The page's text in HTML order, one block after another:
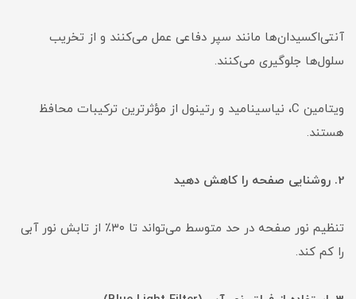
آنتی‌اکسیدان‌ها مانند سپر دفاعی عمل می‌کنند و از تخریب
سلول‌ها جلوگیری می‌کنند.
ویتامین C، نیاسینامید و رتینول از مؤثرترین ترکیبات محافظ
هستند.
2. روشنایی صفحه را کاهش دهید
تنظیم نور صفحه در حد متوسط می‌تواند تا ۳۰٪ از تابش نور آبی
را کم کند.